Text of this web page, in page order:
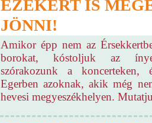
EZEKÉRT IS
JÖNNI!
Amikor épp nem az
borokat, kóstoljuk az
szórakozunk a koncerteken,
Egerben azoknak, akik még
hevesi megyeszékhelyen.